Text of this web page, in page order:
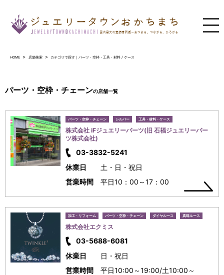
HOME 店舗検索 カテゴリで探す｜パーツ・空枠・工具・材料 / ケース
パーツ・空枠・チェーンの店舗一覧
パーツ・空枠・チェーン シルバー 工具・材料・ケース
株式会社 iFジュエリーパーツ(旧 石福ジュエリーパー
ツ株式会社)
03-3832-5241
休業日
土・日・祝日
営業時間
平日10：00～17：00
加工・リフォーム パーツ・空枠・チェーン ダイヤルース 真珠ルース
株式会社エクミス
03-5688-6081
休業日
日・祝日
営業時間
平日10:00～19:00/土10:00～